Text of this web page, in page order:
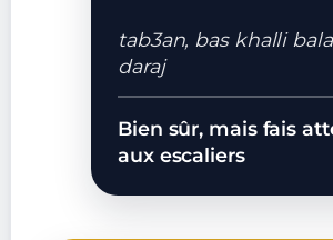
tab3an, bas khalli
daraj
Bien sûr, mais fais
aux escaliers